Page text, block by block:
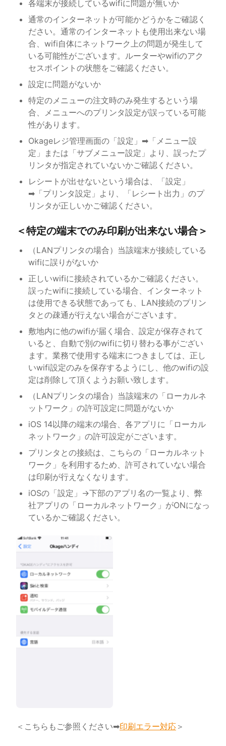
各端末が接続しているwifiに問題が無いか
通常のインターネットが可能かどうかをご確認く
ださい。通常のインターネットも使用出来ない場
合、wifi自体にネットワーク上の問題が発生して
いる可能性がございます。ルーターやwifiのアク
セスポイントの状態をご確認ください。
設定に問題がないか
特定のメニューの注文時のみ発生するという場
合、メニューへのプリンタ設定が誤っている可能
性があります。
Okageレジ管理画面の「設定」➡「メニュー設
定」または「サブメニュー設定」より、誤ったプ
リンタが指定されていないかご確認ください。
レシートが出せないという場合は、「設定」
➡「プリンタ設定」より、「レシート出力」のプ
リンタが正しいかご確認ください。
＜特定の端末でのみ印刷が出来ない場合＞
（LANプリンタの場合）当該端末が接続している
wifiに誤りがないか
正しいwifiに接続されているかご確認ください。
誤ったwifiに接続している場合、インターネット
は使用できる状態であっても、LAN接続のプリン
タとの疎通が行えない場合がございます。
敷地内に他のwifiが届く場合、設定が保存されて
いると、自動で別のwifiに切り替わる事がござい
ます。業務で使用する端末につきましては、正し
いwifi設定のみを保存するようにし、他のwifiの設
定は削除して頂くようお願い致します。
（LANプリンタの場合）当該端末の「ローカルネ
ットワーク」の許可設定に問題がないか
iOS 14以降の端末の場合、各アプリに「ローカル
ネットワーク」の許可設定がございます。
プリンタとの接続は、こちらの「ローカルネット
ワーク」を利用するため、許可されていない場合
は印刷が行えなくなります。
iOSの「設定」→下部のアプリ名の一覧より、弊
社アプリの「ローカルネットワーク」がONになっ
ているかご確認ください。
＜こちらもご参照ください➡印刷エラー対応 ＞